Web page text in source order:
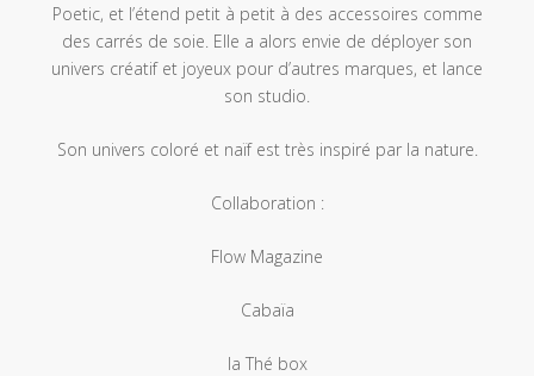
Poetic, et l’étend petit à petit à des accessoires comme
des carrés de soie. Elle a alors envie de déployer son
univers créatif et joyeux pour d’autres marques, et lance
son studio.
Son univers coloré et naïf est très inspiré par la nature.
Collaboration :
Flow Magazine
Cabaïa
la Thé box